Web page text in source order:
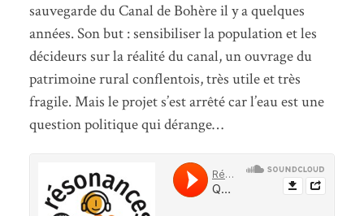
sauvegarde du Canal de Bohère il y a quelques
années. Son but : sensibiliser la population et les
décideurs sur la réalité du canal, un ouvrage du
patrimoine rural conflentois, très utile et très
fragile. Mais le projet s’est arrêté car l’eau est une
question politique qui dérange…